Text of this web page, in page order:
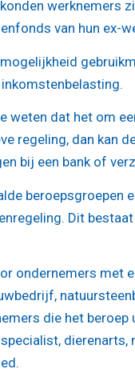
werknemers
van hun ex-
weten dat het om
regeling, dan kan
bij een bank of
Dit
ondernemers
die het